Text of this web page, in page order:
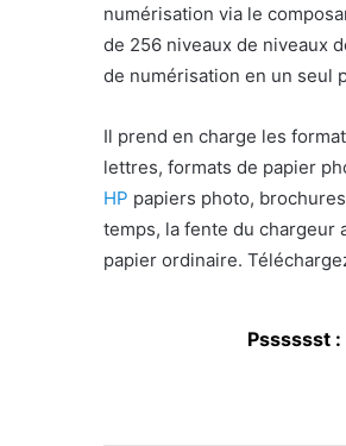
numérisation via le
de 256 niveaux de niveaux
de numérisation en un seul
Il prend en charge les
lettres, formats de papier
HP papiers photo,
temps, la fente du chargeur
papier ordinaire.
Psssssst :